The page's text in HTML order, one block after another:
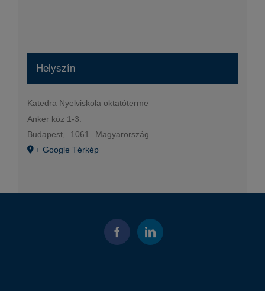
Helyszín
Katedra Nyelviskola oktatóterme
Anker köz 1-3.
Budapest, 1061
Magyarország
+ Google Térkép